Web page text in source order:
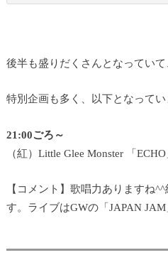
後半も盛りだくさんとなっていて
特別企画も多く、以下となってい
21:00ごろ～
（紅）Little Glee Monster 「ECHO
【コメント】歌唱力ありますね
す。ライブはGWの「JAPAN JAM